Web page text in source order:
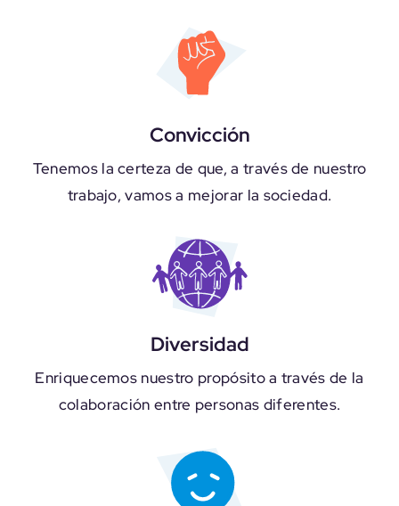
Convicción
Tenemos la certeza de que, a través de nuestro
trabajo, vamos a mejorar la sociedad.
Diversidad
Enriquecemos nuestro propósito a través de la
colaboración entre personas diferentes.